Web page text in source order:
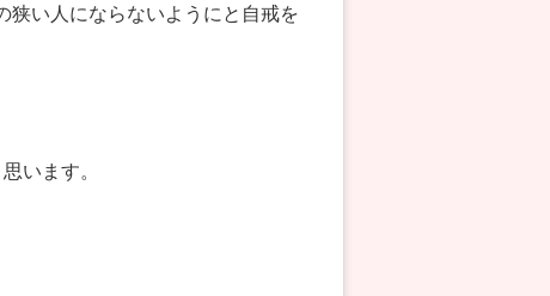
狭い人にならないようにと自戒を
います。